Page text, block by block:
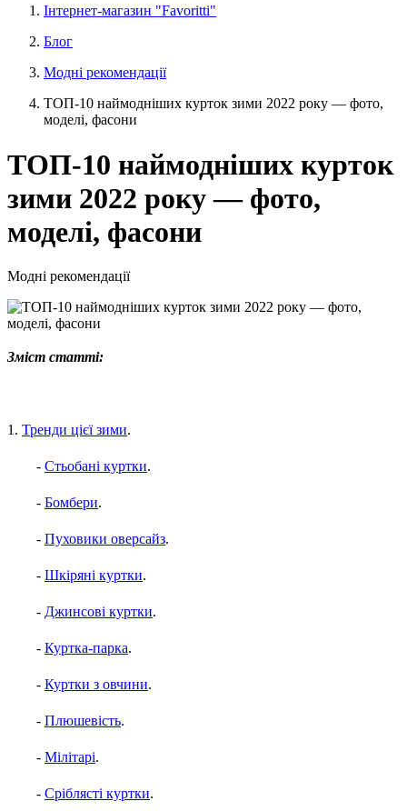
Інтернет-магазин "Favoritti"
Блог
Модні рекомендації
ТОП-10 наймодніших курток зими 2022 року — фото,
моделі, фасони
ТОП-10 наймодніших курток
зими 2022 року — фото,
моделі, фасони
Модні рекомендації
Зміст статті:
1. Тренди цієї зими.
- Стьобані куртки.
- Бомбери.
- Пуховики оверсайз.
- Шкіряні куртки.
- Джинсові куртки.
- Куртка-парка.
- Куртки з овчини.
- Плюшевість.
- Мілітарі.
- Сріблясті куртки.